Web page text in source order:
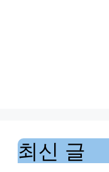
최신 글